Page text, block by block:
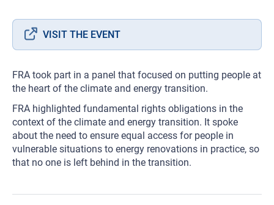
VISIT THE EVENT
FRA took part in a panel that focused on putting people at
the heart of the climate and energy transition.
FRA highlighted fundamental rights obligations in the
context of the climate and energy transition. It spoke
about the need to ensure equal access for people in
vulnerable situations to energy renovations in practice, so
that no one is left behind in the transition.